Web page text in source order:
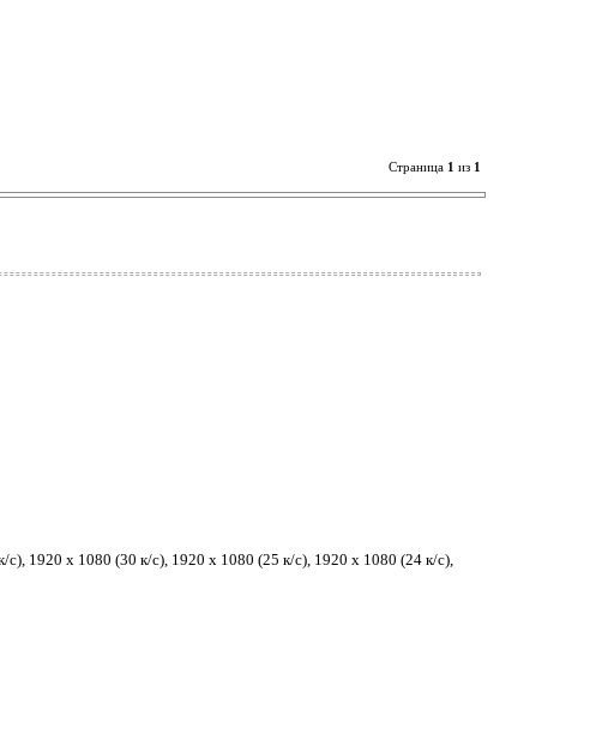
Страница 1 из 1
1920 x 1080 (30 к/с), 1920 x 1080 (25 к/с), 1920 x 1080 (24 к/с),